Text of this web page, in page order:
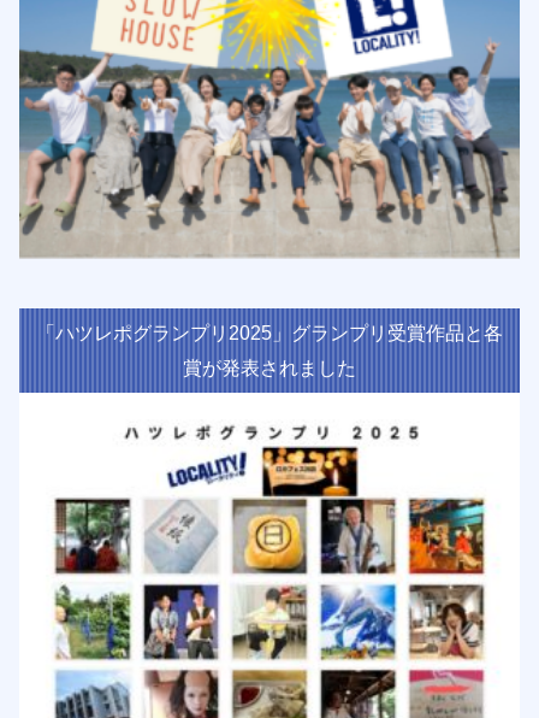
「ハツレポグランプリ2025」グランプリ受賞作品と各
賞が発表されました